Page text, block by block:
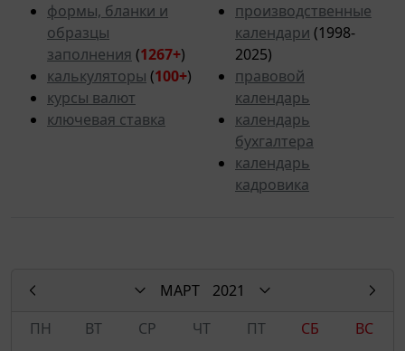
формы, бланки и
образцы
заполнения (1267+)
калькуляторы (100+)
курсы валют
ключевая ставка
производственные
календари (1998-
2025)
правовой
календарь
календарь
бухгалтера
календарь
кадровика
МАРТ
2021
ПН
ВТ СР ЧТ ПТ СБ
ВС